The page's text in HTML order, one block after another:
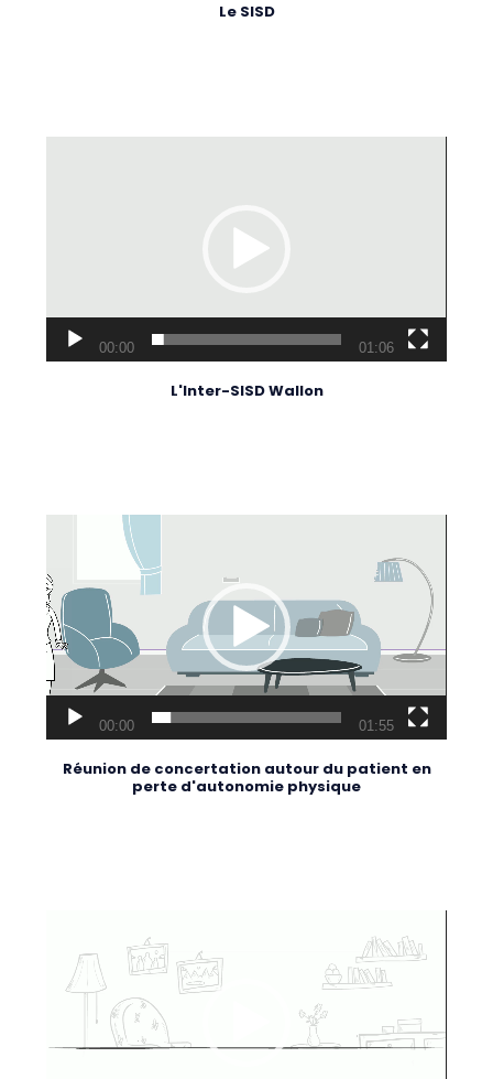
Le SISD
00:00 01:06
L'Inter-SISD Wallon
00:00 01:55
Réunion de concertation autour du patient en
perte d'autonomie physique